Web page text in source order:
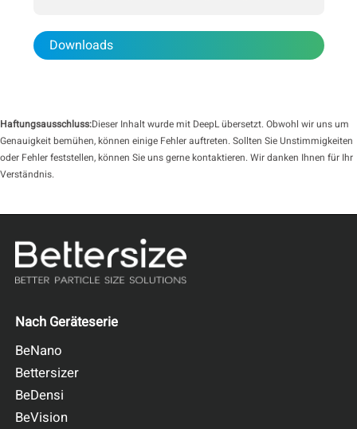
Downloads
Haftungsausschluss:Dieser Inhalt wurde mit DeepL übersetzt. Obwohl wir uns um
Genauigkeit bemühen, können einige Fehler auftreten. Sollten Sie Unstimmigkeiten
oder Fehler feststellen, können Sie uns gerne kontaktieren. Wir danken Ihnen für Ihr
Verständnis.
Nach Geräteserie
BeNano
Bettersizer
BeDensi
BeVision